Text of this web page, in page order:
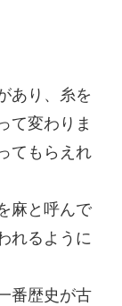
あり、糸を
て変わりま
てもらえれ
麻と呼んで
れるように
番歴史が古